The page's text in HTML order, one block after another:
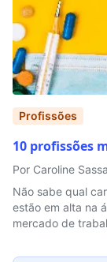
Profissões
10 profissões
Por Caroline
Não sabe qual
estão em alta na
mercado de